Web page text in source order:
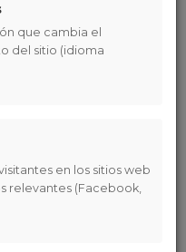
en
Gijón
personal y, como tal,
a ningún sitio, ni
que cambia el
del sitio (idioma
en los sitios web
relevantes (Facebook,